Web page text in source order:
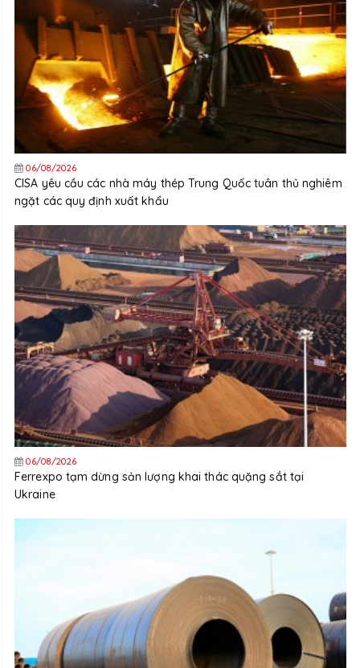
06/08/2026
CISA yêu cầu các nhà máy thép Trung Quốc tuân thủ nghiêm
ngặt các quy định xuất khẩu
06/08/2026
Ferrexpo tạm dừng sản lượng khai thác quặng sắt tại
Ukraine